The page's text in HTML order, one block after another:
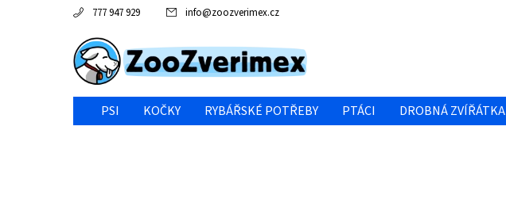
777 947 929 info@zoozverimex.cz
PSI KOČKY RYBÁŘSKÉ POTŘEBY PTÁCI DROBNÁ ZVÍŘÁTKA